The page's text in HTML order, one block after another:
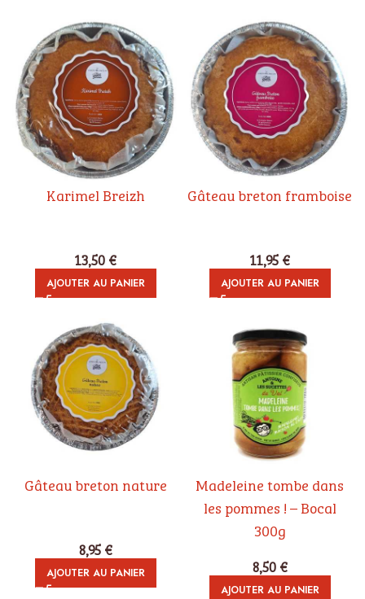
Karimel Breizh
13,50 €
AJOUTER AU PANIER
Gâteau breton framboise
11,95 €
AJOUTER AU PANIER
Gâteau breton nature
8,95 €
AJOUTER AU PANIER
Madeleine tombe dans
les pommes ! – Bocal
300g
8,50 €
AJOUTER AU PANIER